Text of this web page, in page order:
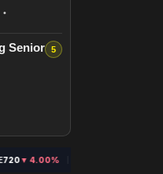
•